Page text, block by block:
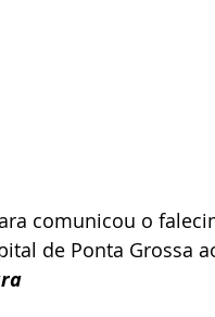
comunicou o
de Ponta Grossa